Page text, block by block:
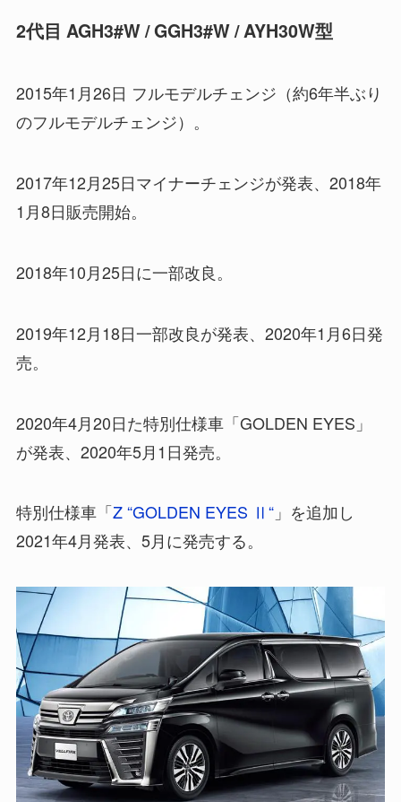
2代目 AGH3#W / GGH3#W / AYH30W型
2015年1月26日 フルモデルチェンジ（約6年半ぶり
のフルモデルチェンジ）。
2017年12月25日マイナーチェンジが発表、2018年
1月8日販売開始。
2018年10月25日に一部改良。
2019年12月18日一部改良が発表、2020年1月6日発
売。
2020年4月20日た特別仕様車「GOLDEN EYES」
が発表、2020年5月1日発売。
特別仕様車「Z “GOLDEN EYES Ⅱ“」を追加し
2021年4月発表、5月に発売する。